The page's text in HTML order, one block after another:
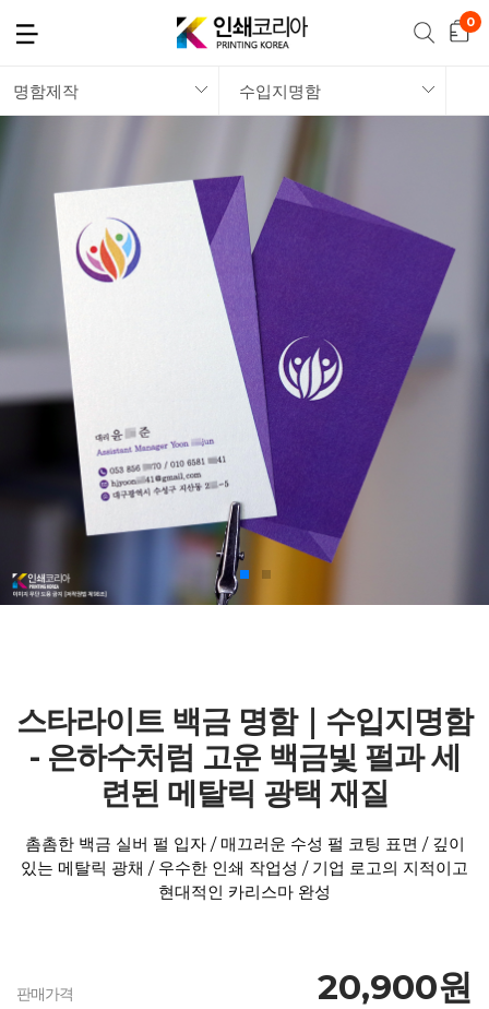
명함제작 수입지명함
스타라이트 백금 명함｜수입지명함
- 은하수처럼 고운 백금빛 펄과 세
련된 메탈릭 광택 재질
촘촘한 백금 실버 펄 입자 / 매끄러운 수성 펄 코팅 표면 / 깊이
있는 메탈릭 광채 / 우수한 인쇄 작업성 / 기업 로고의 지적이고
현대적인 카리스마 완성
판매가격 20,900원